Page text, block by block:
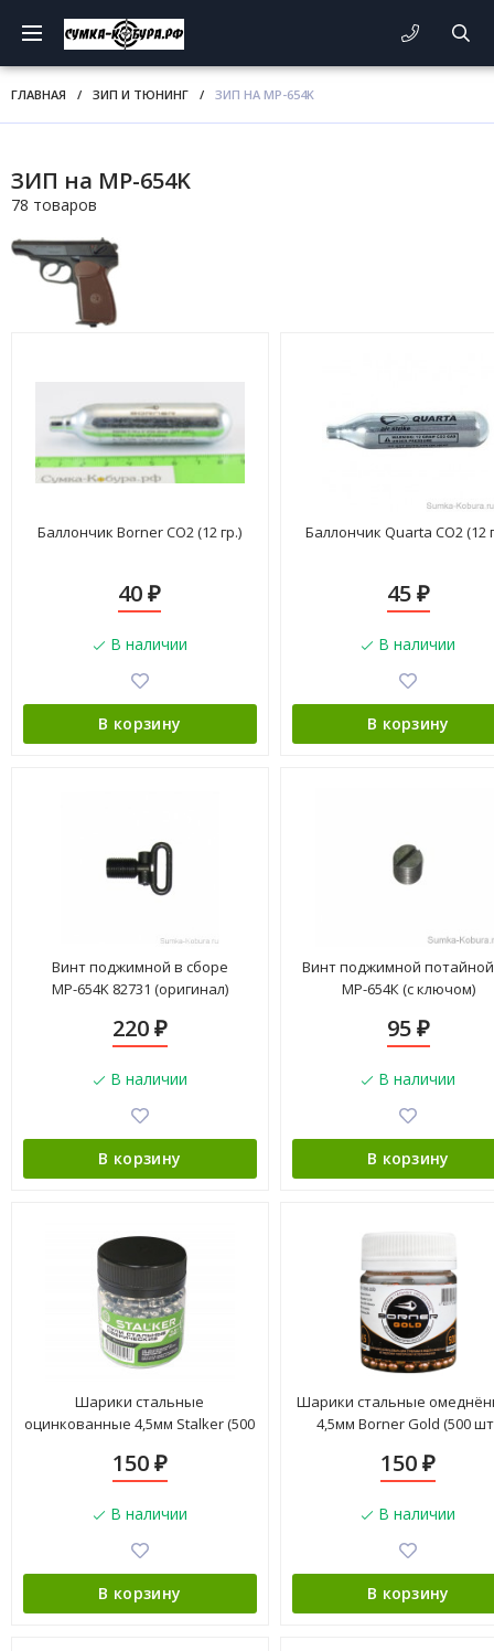
ГЛАВНАЯ / ЗИП И ТЮНИНГ / ЗИП НА MP-654K
ЗИП на MP-654K
78 товаров
Баллончик Borner СО2 (12 гр.)
40₽
В наличии
В корзину
Баллончик Quarta СО2 (12
45 ₽
В наличии
В корзину
Винт поджимной в сборе
МР-654K 82731 (оригинал)
220 ₽
В наличии
В корзину
Винт поджимной
МР-654К (с ключом)
95 ₽
В наличии
В корзину
Шарики стальные
оцинкованные 4,5мм Stalker (500
150 ₽
В наличии
В корзину
Шарики стальные
4,5мм Borner Gold (500
150₽
В наличии
В корзину